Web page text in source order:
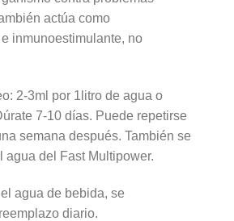
actúa como
inmunoestimulante, no
2-3ml por 1litro de agua o
7-10 días. Puede repetirse
semana después. También se
agua del Fast Multipower.
agua de bebida, se
diario.